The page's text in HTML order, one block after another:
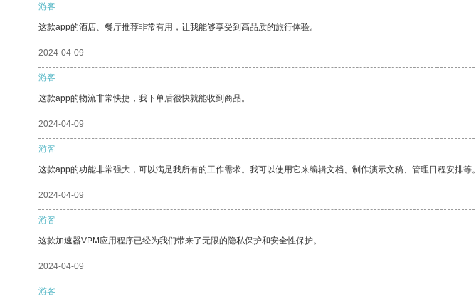
游客
这款app的酒店、餐厅推荐非常有用，让我能够享受到高品质的旅行体验。
2024-04-09
游客
这款app的物流非常快捷，我下单后很快就能收到商品。
2024-04-09
游客
这款app的功能非常强大，可以满足我所有的工作需求。我可以使用它来编辑文档、制作演示文稿、管理日程安排等。
2024-04-09
游客
这款加速器VPM应用程序已经为我们带来了无限的隐私保护和安全性保护。
2024-04-09
游客